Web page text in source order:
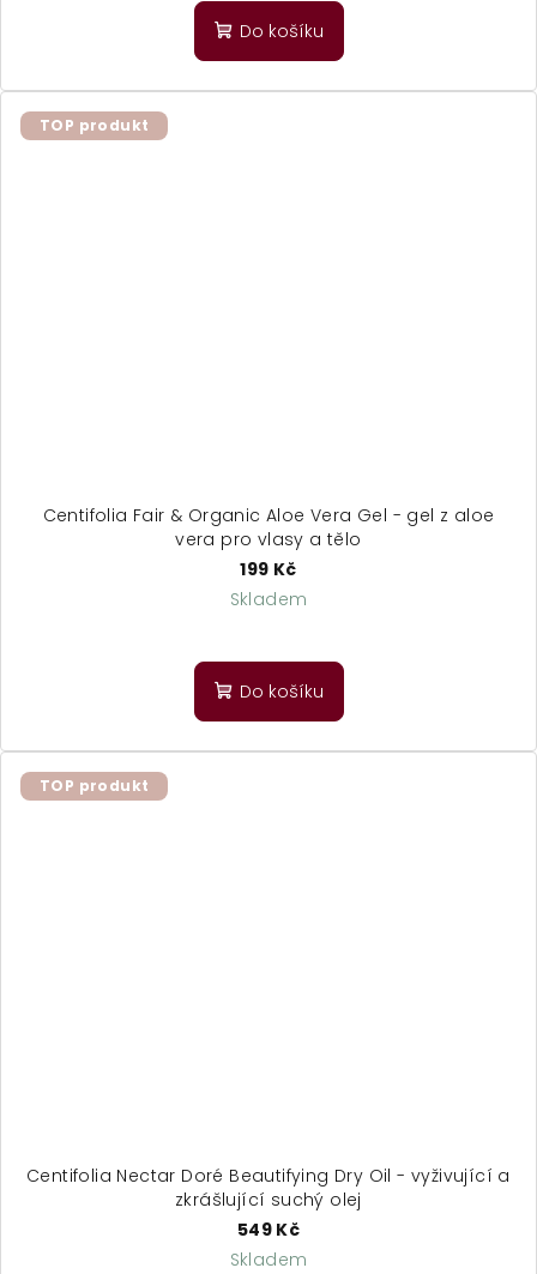
Do košíku
TOP produkt
Centifolia Fair & Organic Aloe Vera Gel - gel z aloe
vera pro vlasy a tělo
199 Kč
Skladem
Do košíku
TOP produkt
Centifolia Nectar Doré Beautifying Dry Oil - vyživující a
zkrášlující suchý olej
549 Kč
Skladem